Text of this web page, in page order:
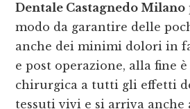
Dentale Castagnedo Milano
modo da garantire delle
anche dei minimi dolori in
e post operazione, alla fine
chirurgica a tutti gli effetti
tessuti vivi e si arriva anche